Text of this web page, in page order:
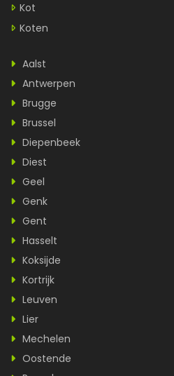
Kot
Koten
Aalst
Antwerpen
Brugge
Brussel
Diepenbeek
Diest
Geel
Genk
Gent
Hasselt
Koksijde
Kortrijk
Leuven
Lier
Mechelen
Oostende